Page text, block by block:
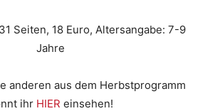
Seiten, 18 Euro, Altersangabe: 7-9
Jahre
anderen aus dem Herbstprogramm
ihr HIER einsehen!